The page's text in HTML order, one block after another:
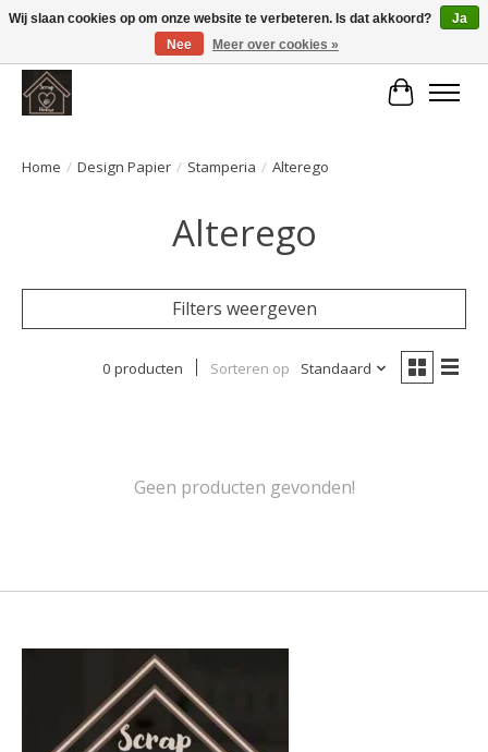
Large selection of products and fast shipping!
Home / Design Papier / Stamperia / Alterego
Alterego
Filters weergeven
0 producten Sorteren op Standaard
Geen producten gevonden!
Wij slaan cookies op om onze website te verbeteren. Is dat akkoord?
Ja
Nee
Meer over cookies »